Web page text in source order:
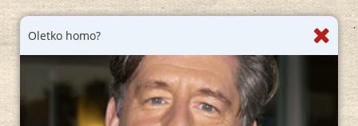
Oletko homo?